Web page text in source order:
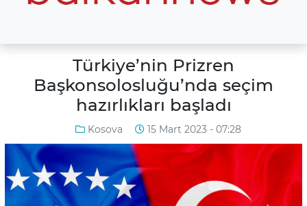
Türkiye’nin Prizren
Başkonsolosluğu’nda seçim
hazırlıkları başladı
Kosova 15 Mart 2023 - 07:28